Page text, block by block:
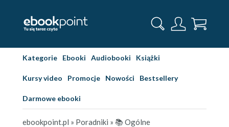
Kategorie Ebooki Audiobooki Książki
Kursy video Promocje Nowości Bestsellery
Darmowe ebooki
ebookpoint.pl » Poradniki » 📚 Ogólne